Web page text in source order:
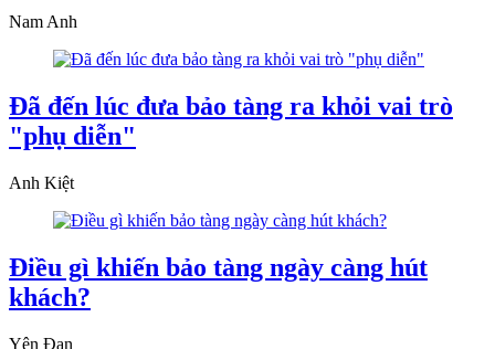
Nam Anh
Đã đến lúc đưa bảo tàng ra khỏi vai trò
"phụ diễn"
Anh Kiệt
Điều gì khiến bảo tàng ngày càng hút
khách?
Yên Đan